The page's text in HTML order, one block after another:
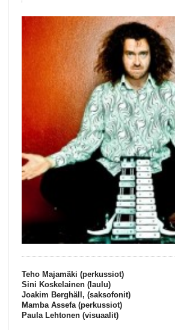
Teho Majamäki (perkussiot)
Sini Koskelainen (laulu)
Joakim Berghäll, (saksofonit)
Mamba Assefa (perkussiot)
Paula Lehtonen (visuaalit)